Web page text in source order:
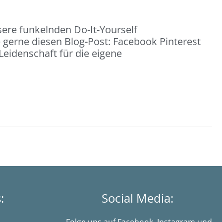
funkelnden Do-It-Yourself
diesen Blog-Post: Facebook Pinterest
für die eigene
Social Media: